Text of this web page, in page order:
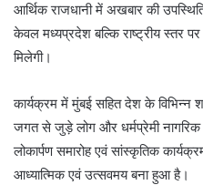
आर्थिक राजधानी में अखबार की
केवल मध्यप्रदेश बल्कि राष्ट्रीय स्तर
मिलेगी।
कार्यक्रम में मुंबई सहित देश के विभिन्न
जगत से जुड़े लोग और धर्मप्रेमी
लोकार्पण समारोह एवं सांस्कृतिक
आध्यात्मिक एवं उत्सवमय बना हुआ है।